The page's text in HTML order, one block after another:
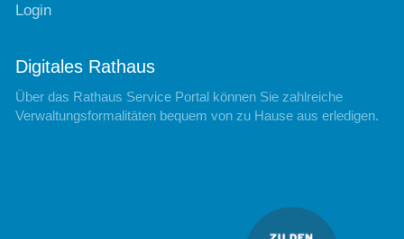
Login
Digitales Rathaus
Über das Rathaus Service Portal können Sie zahlreiche
Verwaltungsformalitäten bequem von zu Hause aus erledigen.